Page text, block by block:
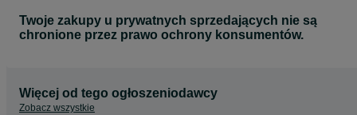
Twoje zakupy u prywatnych sprzedających nie są
chronione przez prawo ochrony konsumentów.
Więcej od tego ogłoszeniodawcy
Zobacz wszystkie